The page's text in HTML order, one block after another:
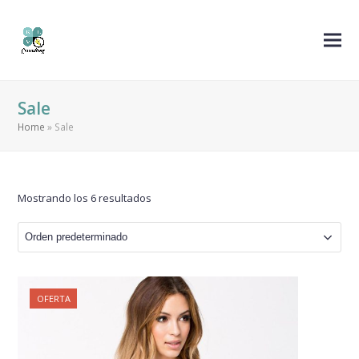
Sale
Home » Sale
Mostrando los 6 resultados
OFERTA